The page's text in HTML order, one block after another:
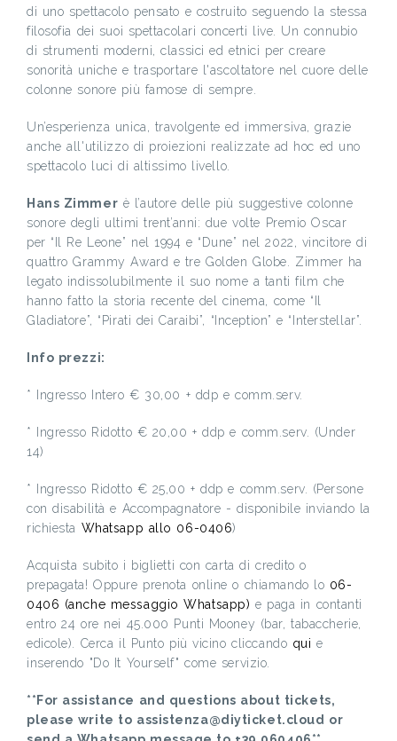
di uno spettacolo pensato e costruito seguendo la stessa
filosofia dei suoi spettacolari concerti live. Un connubio
di strumenti moderni, classici ed etnici per creare
sonorità uniche e trasportare l'ascoltatore nel cuore delle
colonne sonore più famose di sempre.
Un’esperienza unica, travolgente ed immersiva, grazie
anche all'utilizzo di proiezioni realizzate ad hoc ed uno
spettacolo luci di altissimo livello.
Hans Zimmer è l’autore delle più suggestive colonne
sonore degli ultimi trent’anni: due volte Premio Oscar
per “Il Re Leone” nel 1994 e “Dune” nel 2022, vincitore di
quattro Grammy Award e tre Golden Globe. Zimmer ha
legato indissolubilmente il suo nome a tanti film che
hanno fatto la storia recente del cinema, come “Il
Gladiatore”, “Pirati dei Caraibi”, “Inception” e “Interstellar”.
Info prezzi:
* Ingresso Intero € 30,00 + ddp e comm.serv.
* Ingresso Ridotto € 20,00 + ddp e comm.serv. (Under
14)
* Ingresso Ridotto € 25,00 + ddp e comm.serv. (Persone
con disabilità e Accompagnatore - disponibile inviando la
richiesta Whatsapp allo 06-0406)
Acquista subito i biglietti con carta di credito o
prepagata! Oppure prenota online o chiamando lo 06-
0406 (anche messaggio Whatsapp) e paga in contanti
entro 24 ore nei 45.000 Punti Mooney (bar, tabaccherie,
edicole). Cerca il Punto più vicino cliccando qui e
inserendo "Do It Yourself" come servizio.
**For assistance and questions about tickets,
please write to assistenza@diyticket.cloud or